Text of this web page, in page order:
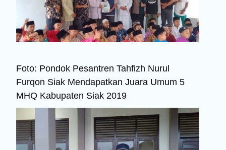
Foto: Pondok Pesantren Tahfizh Nurul
Furqon Siak Mendapatkan Juara Umum 5
MHQ Kabupaten Siak 2019